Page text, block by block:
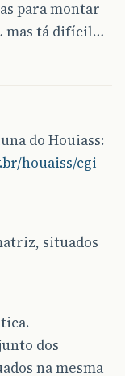
para montar
mas tá difícil…
do Houiass:
houaiss/cgi-
situados
dos
na mesma